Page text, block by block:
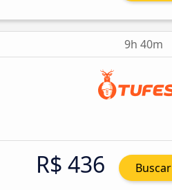
9h 40m
R$ 436 Buscar